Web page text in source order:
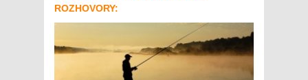
ROZHOVORY: